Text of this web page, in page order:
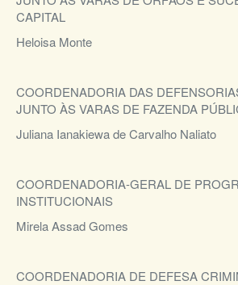
CAPITAL
Heloisa Monte
COORDENADORIA DAS
JUNTO ÀS VARAS DE FAZENDA
Juliana Ianakiewa de Carvalho Naliato
COORDENADORIA-GERAL DE
INSTITUCIONAIS
Mirela Assad Gomes
COORDENADORIA DE DEFESA